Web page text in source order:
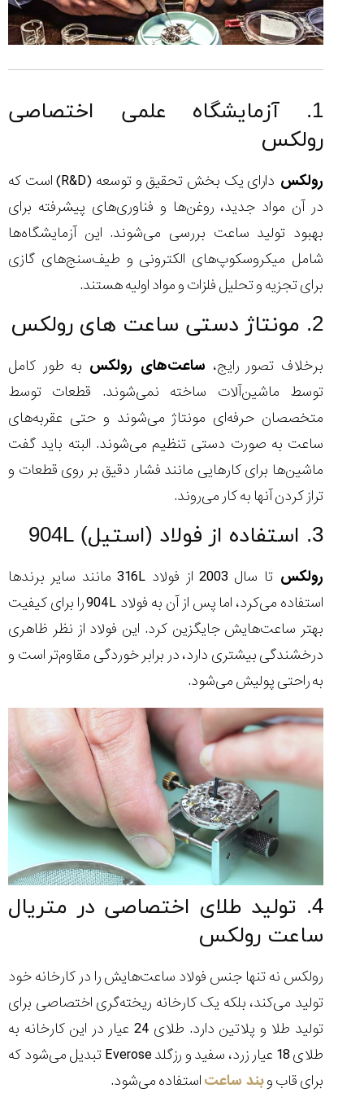
1. آزمایشگاه علمی اختصاصی
رولکس
رولکس
دارای یک بخش تحقیق و توسعه (R&D) است که
در آن مواد جدید، روغن‌ها و فناوری‌های پیشرفته برای
بهبود تولید ساعت بررسی می‌شوند. این آزمایشگاه‌ها
شامل میکروسکوپ‌های الکترونی و طیف‌سنج‌های گازی
برای تجزیه و تحلیل فلزات و مواد اولیه هستند.
2. مونتاژ دستی ساعت های رولکس
برخلاف تصور رایج، ساعت‌های رولکس به طور کامل
توسط ماشین‌آلات ساخته نمی‌شوند. قطعات توسط
متخصصان حرفه‌ای مونتاژ می‌شوند و حتی عقربه‌های
ساعت به صورت دستی تنظیم می‌شوند. البته باید گفت
ماشین‌ها برای کارهایی مانند فشار دقیق بر روی قطعات و
تراز کردن آنها به کار می‌روند.
3. استفاده از فولاد (استیل) 904L
رولکس
تا سال 2003 از فولاد 316L مانند سایر برندها
استفاده می‌کرد، اما پس از آن به فولاد 904L را برای کیفیت
بهتر ساعت‌هایش جایگزین کرد. این فولاد از نظر ظاهری
درخشندگی بیشتری دارد، در برابر خوردگی مقاوم‌تر است و
به راحتی پولیش می‌شود.
4. تولید طلای اختصاصی در متریال
ساعت رولکس
رولکس نه تنها جنس فولاد ساعت‌هایش را در کارخانه خود
تولید می‌کند، بلکه یک کارخانه ریخته‌گری اختصاصی برای
تولید طلا و پلاتین دارد. طلای 24 عیار در این کارخانه به
طلای 18 عیار زرد، سفید و رزگلد Everose تبدیل می‌شود که
برای قاب وبند ساعت‌استفاده می‌شود.